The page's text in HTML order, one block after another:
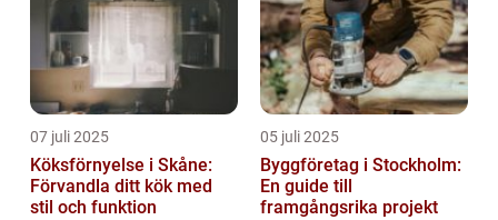
07 juli 2025
Köksförnyelse i Skåne:
Förvandla ditt kök med
stil och funktion
05 juli 2025
Byggföretag i Stockholm:
En guide till
framgångsrika projekt